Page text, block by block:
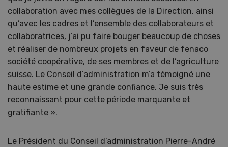
collaboration avec mes collègues de la Direction, ainsi
qu’avec les cadres et l’ensemble des collaborateurs et
collaboratrices, j’ai pu faire bouger beaucoup de choses
et réaliser de nombreux projets en faveur de fenaco
société coopérative, de ses membres et de l’agriculture
suisse. Le Conseil d’administration m’a témoigné une
haute estime et une grande confiance. Je suis très
reconnaissant pour cette période marquante et
gratifiante ».
Le Président du Conseil d’administration Pierre-André